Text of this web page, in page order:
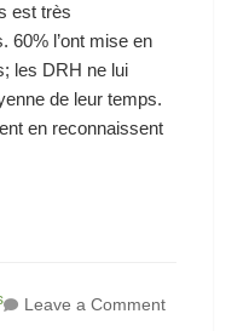
est très
60% l’ont mise en
les DRH ne lui
de leur temps.
en reconnaissent
Leave a Commenton